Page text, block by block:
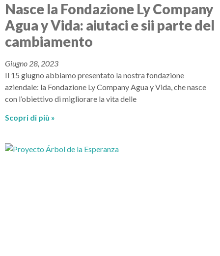
Nasce la Fondazione Ly Company
Agua y Vida: aiutaci e sii parte del
cambiamento
Giugno 28, 2023
Il 15 giugno abbiamo presentato la nostra fondazione
aziendale: la Fondazione Ly Company Agua y Vida, che nasce
con l’obiettivo di migliorare la vita delle
Scopri di più »